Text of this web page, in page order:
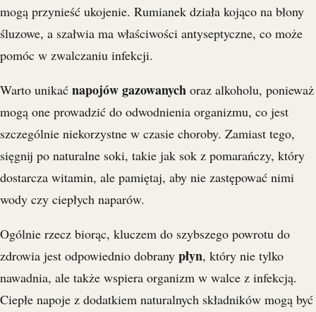
mogą przynieść ukojenie. Rumianek działa kojąco na błony
śluzowe, a szałwia ma właściwości antyseptyczne, co może
pomóc w zwalczaniu infekcji.
Warto unikać napojów gazowanych oraz alkoholu, ponieważ
mogą one prowadzić do odwodnienia organizmu, co jest
szczególnie niekorzystne w czasie choroby. Zamiast tego,
sięgnij po naturalne soki, takie jak sok z pomarańczy, który
dostarcza witamin, ale pamiętaj, aby nie zastępować nimi
wody czy ciepłych naparów.
Ogólnie rzecz biorąc, kluczem do szybszego powrotu do
zdrowia jest odpowiednio dobrany płyn, który nie tylko
nawadnia, ale także wspiera organizm w walce z infekcją.
Ciepłe napoje z dodatkiem naturalnych składników mogą być